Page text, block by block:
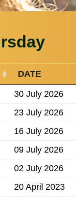
DATE
30 July 2026
23 July 2026
16 July 2026
09 July 2026
02 July 2026
20 April 2023